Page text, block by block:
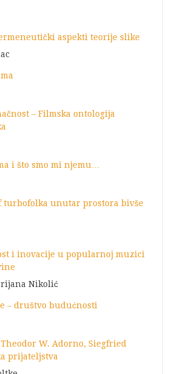
aspekti teorije slike
– Filmska ontologija
i što smo mi njemu…
unutar prostora bivše
i inovacije u popularnoj muzici
Nikolić
– društvo budućnosti
W. Adorno, Siegfried
prijateljstva